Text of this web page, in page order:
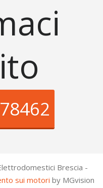
Brescia -
sui motori by MGvision